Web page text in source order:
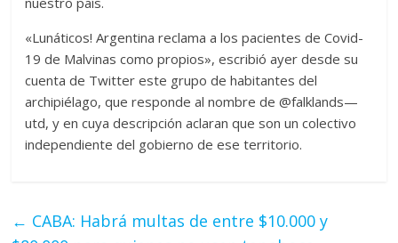
«Lunáticos! Argentina reclama a los pacientes de Covid-
19 de Malvinas como propios», escribió ayer desde su
cuenta de Twitter este grupo de habitantes del
archipiélago, que responde al nombre de @falklands—
utd, y en cuya descripción aclaran que son un colectivo
independiente del gobierno de ese territorio.
← CABA: Habrá multas de entre $10.000 y